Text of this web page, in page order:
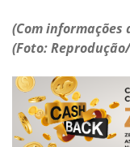
(Com informações
(Foto: